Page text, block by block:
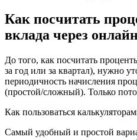
Как посчитать
вклада через
До того, как посчитать
за год или за квартал), нужно
периодичность начисления
(простой/сложный). Только
Как пользоваться
Самый удобный и простой